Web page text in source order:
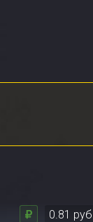
0.81 руб